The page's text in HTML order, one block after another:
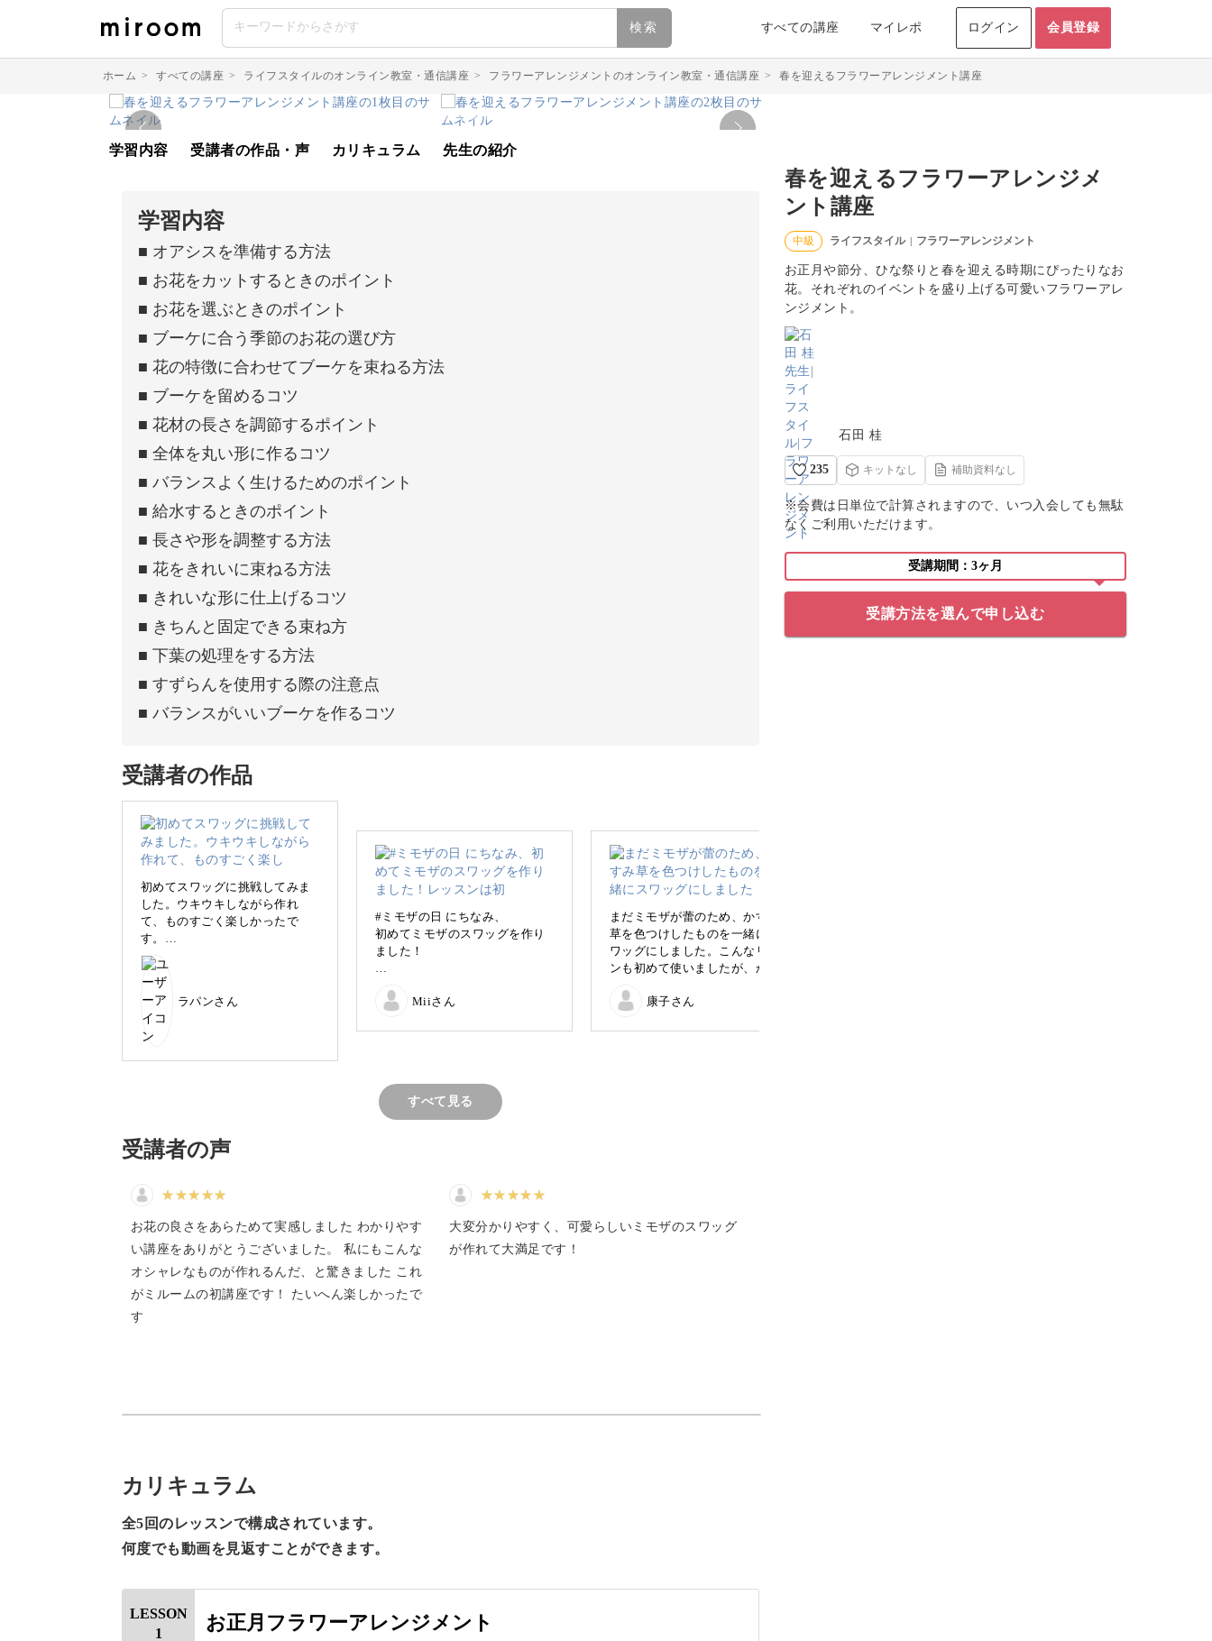
検索 すべての講座 マイレポ ログイン 会員登録
ホーム > すべての講座 > ライフスタイルのオンライン教室・通信講座 > フラワーアレンジメントのオンライン教室・通信講座 > 春を迎えるフラワーアレンジメント講座
春を迎えるフラワーアレンジメ
ント講座
中級 ライフスタイル | フラワーアレンジメント
お正月や節分、ひな祭りと春を迎える時期にぴったりなお
花。それぞれのイベントを盛り上げる可愛いフラワーアレ
ンジメント。
石田 桂
235 キットなし 補助資料なし
※会費は日単位で計算されますので、いつ入会しても無駄
なくご利用いただけます。
受講期間：3ヶ月
受講方法を選んで申し込む
学習内容 受講者の作品・声 カリキュラム 先生の紹介
学習内容
■ オアシスを準備する方法
■ お花をカットするときのポイント
■ お花を選ぶときのポイント
■ ブーケに合う季節のお花の選び方
■ 花の特徴に合わせてブーケを束ねる方法
■ ブーケを留めるコツ
■ 花材の長さを調節するポイント
■ 全体を丸い形に作るコツ
■ バランスよく生けるためのポイント
■ 給水するときのポイント
■ 長さや形を調整する方法
■ 花をきれいに束ねる方法
■ きれいな形に仕上げるコツ
■ きちんと固定できる束ね方
■ 下葉の処理をする方法
■ すずらんを使用する際の注意点
■ バランスがいいブーケを作るコツ
受講者の作品
初めてスワッグに挑戦してみま
した。ウキウキしながら作れ
て、ものすごく楽しかったで
す。
先生のわかりやすい説明に感謝
しています！
ラパンさん
#ミモザの日 にちなみ、
初めてミモザのスワッグを作り
ました！
かりやすく、可愛くできたので
思います😌
Miiさん
まだミモザが蕾のため、かすみ
草を色つけしたものを一緒にス
ワッグにしました。こんなリボ
ンも初めて使いましたが、かわ
ざいました。
康子さん
すべて見る
受講者の声
お花の良さをあらためて実感しました わかりやす
い講座をありがとうございました。 私にもこんな
オシャレなものが作れるんだ、と驚きました これ
がミルームの初講座です！ たいへん楽しかったで
す
大変分かりやすく、可愛らしいミモザのスワッグ
が作れて大満足です！
カリキュラム
全5回のレッスンで構成されています。
何度でも動画を見返すことができます。
LESSON
1
お正月フラワーアレンジメント